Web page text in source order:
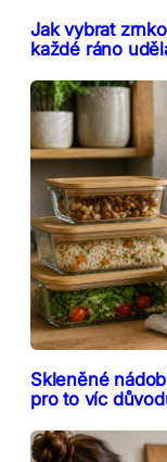
Jak vybrat
každé ráno
Skleněné
pro to víc